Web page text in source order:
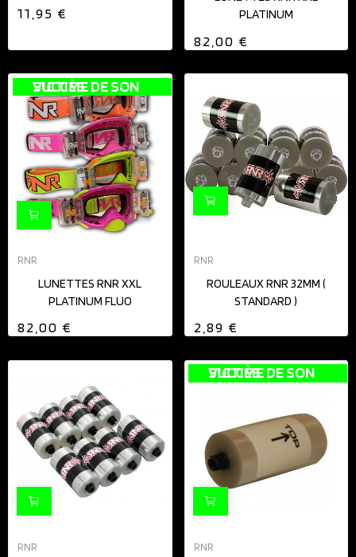
11,95 €
PLATINUM
82,00 €
VICTIME DE SON SUCCÈS
RNR
LUNETTES RNR XXL
PLATINUM FLUO
82,00 €
RNR
ROULEAUX RNR 32MM (
STANDARD )
2,89 €
RNR
VICTIME DE SON SUCCÈS
RNR